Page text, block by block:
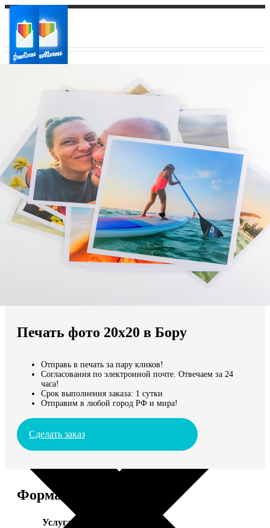
Ваш регион доставки
Выберите из списка:
Мы доставляем по всему миру
Продолжить без города
Печать фото 20х20 в Бору
Отправь в печать за пару кликов!
Согласования по электронной почте. Отвечаем за 24
часа!
Срок выполнения заказа: 1 сутки
Отправим в любой город РФ и мира!
Сделать заказ
Форматы и цены
Услуга